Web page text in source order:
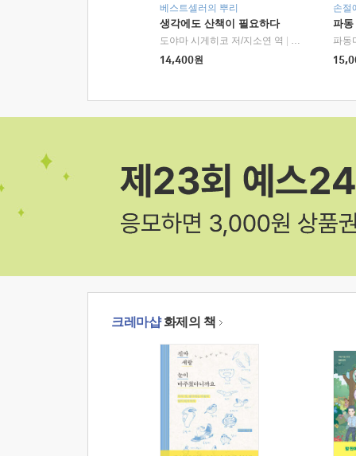
베스트셀러의 뿌리
생각에도 산책이 필요하다
도야마 시게히코 저/지소연 역
알에이치코리
14,400원
손절
파동
파동
크레마샵화제의 책